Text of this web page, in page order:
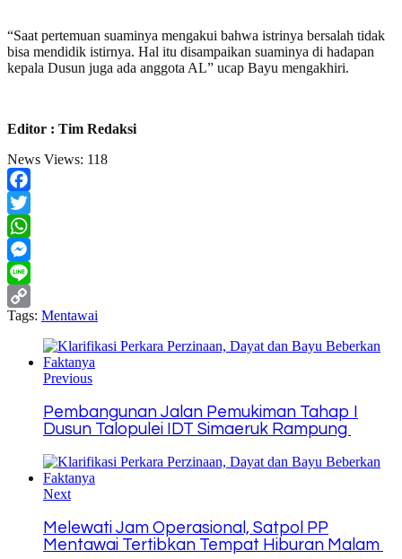
“Saat pertemuan suaminya mengakui bahwa istrinya bersalah tidak
bisa mendidik istirnya. Hal itu disampaikan suaminya di hadapan
kepala Dusun juga ada anggota AL” ucap Bayu mengakhiri.
Editor : Tim Redaksi
News Views: 118
Facebook
Twitter
WhatsApp
Messenger
Line
Copy
Tags: Mentawai
Previous
Pembangunan Jalan Pemukiman Tahap I
Dusun Talopulei IDT Simaeruk Rampung
Next
Melewati Jam Operasional, Satpol PP
Mentawai Tertibkan Tempat Hiburan Malam